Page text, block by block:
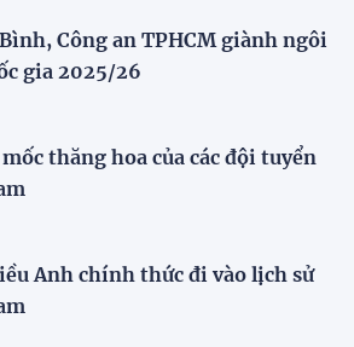
Nam đón cú hích lớn trước mùa